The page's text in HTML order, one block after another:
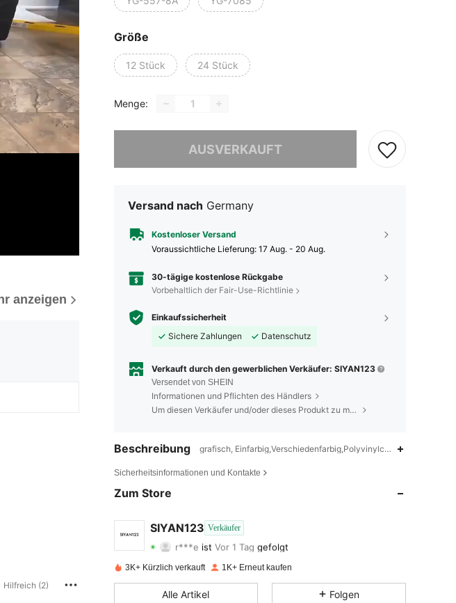
anzeigen
Hilfreich (2)
Größe
12 Stück 24 Stück
Menge:
AUSVERKAUFT
Versand nach Germany
Kostenloser Versand
Voraussichtliche Lieferung: 17 Aug. - 20 Aug.
30-tägige kostenlose Rückgabe
Vorbehaltlich der Fair-Use-Richtlinie
Einkaufssicherheit
Sichere Zahlungen
Datenschutz
Verkauft durch den gewerblichen Verkäufer: SIYAN123
Versendet von SHEIN
Informationen und Pflichten des Händlers
Um diesen Verkäufer und/oder dieses Produkt zu melden
Beschreibung grafisch, Einfarbig,Verschiedenfarbig,Polyvinylchloridfasern
Sicherheitsinformationen und Kontakte
Zum Store
SIYAN123 Verkäufer
4,73 23 264
istVor 1 Tag
4,73 Bewertung 23Artikel 264
3K+ Kürzlich verkauft 1K+ Erneut kaufen
Alle Artikel Folgen